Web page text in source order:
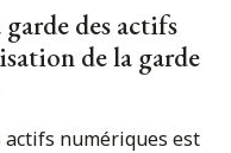
des actifs
de la garde
actifs numériques est